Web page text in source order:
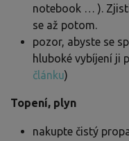
notebook … ).
se až potom.
pozor, abyste se
hluboké vybíjení ji
článku)
Topení, plyn
nakupte čistý